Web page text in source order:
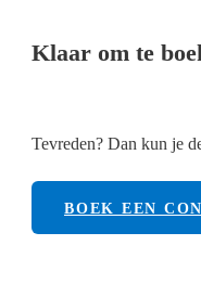
Klaar om te
Tevreden? Dan kun je
BOEK EEN